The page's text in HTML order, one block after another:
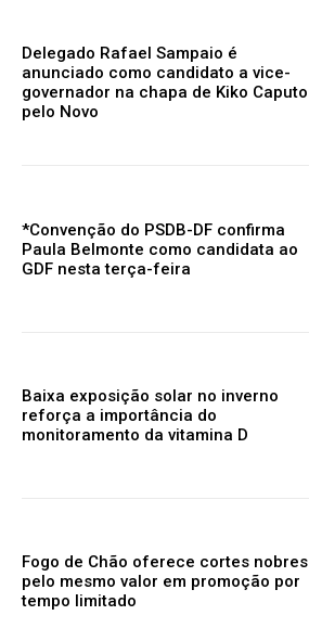
Delegado Rafael Sampaio é
anunciado como candidato a vice-
governador na chapa de Kiko Caputo
pelo Novo
*Convenção do PSDB-DF confirma
Paula Belmonte como candidata ao
GDF nesta terça-feira
Baixa exposição solar no inverno
reforça a importância do
monitoramento da vitamina D
Fogo de Chão oferece cortes nobres
pelo mesmo valor em promoção por
tempo limitado